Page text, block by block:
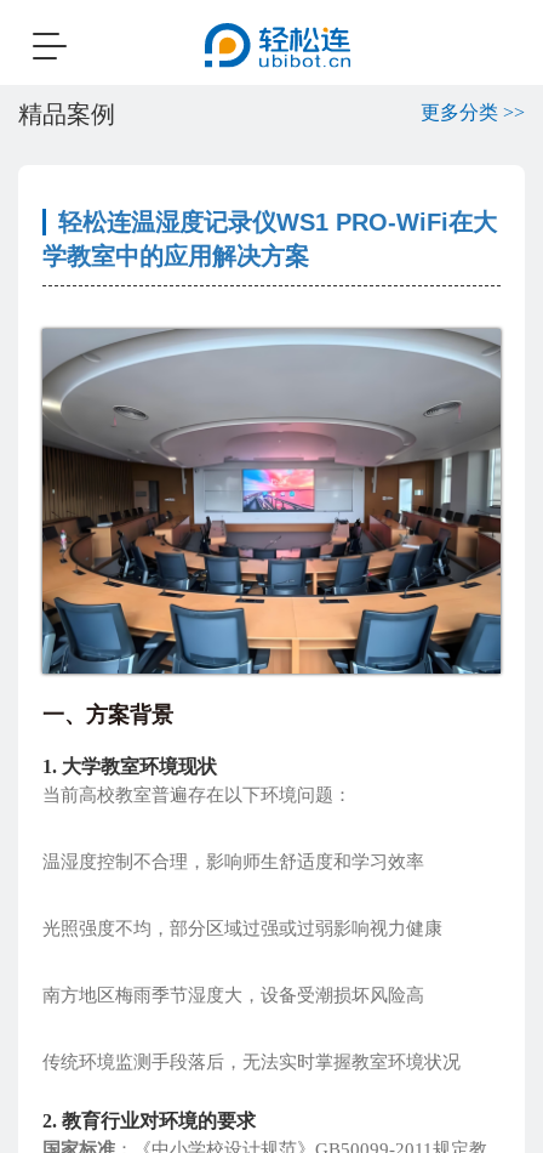
Toggle
精品案例 更多分类 >>
轻松连温湿度记录仪WS1 PRO-WiFi在大
学教室中的应用解决方案
一、方案背景
1. 大学教室环境现状
当前高校教室普遍存在以下环境问题：
温湿度控制不合理，影响师生舒适度和学习效率
光照强度不均，部分区域过强或过弱影响视力健康
南方地区梅雨季节湿度大，设备受潮损坏风险高
传统环境监测手段落后，无法实时掌握教室环境状况
2. 教育行业对环境的要求
国家标准 ：《中小学校设计规范》GB50099-2011规定教